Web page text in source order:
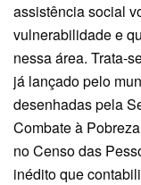
assistência social
vulnerabilidade e
nessa área. Trata-
já lançado pelo
desenhadas pela
Combate à
no Censo das
inédito que